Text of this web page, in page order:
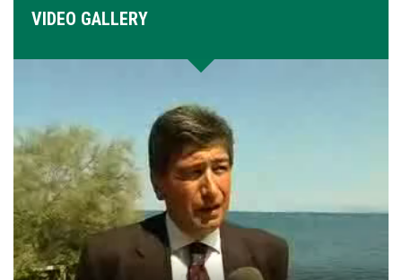
VIDEO GALLERY